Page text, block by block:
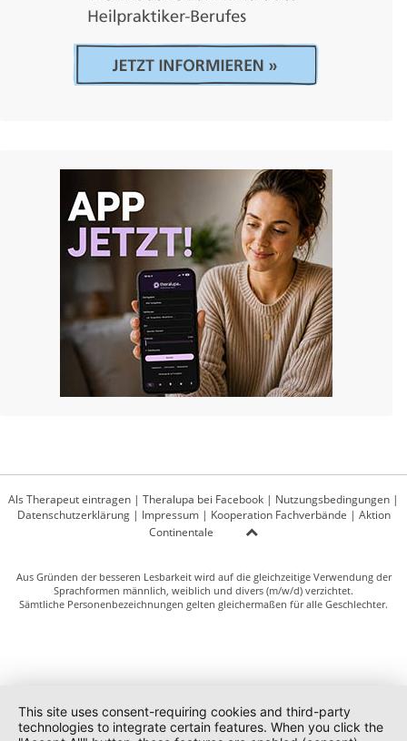
Als Therapeut eintragen | Theralupa bei Facebook | Nutzungsbedingungen |
Datenschutzerklärung| Impressum| Kooperation Fachverbände | Aktion
Continentale
Aus Gründen der besseren Lesbarkeit wird auf die gleichzeitige Verwendung der
Sprachformen männlich, weiblich und divers (m/w/d) verzichtet.
Sämtliche Personenbezeichnungen gelten gleichermaßen für alle Geschlechter.
This site uses consent-requiring cookies and third-party
technologies to integrate certain features. When you click the